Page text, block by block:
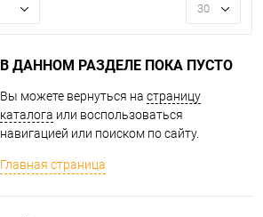
30
В ДАННОМ РАЗДЕЛЕ ПОКА ПУСТО
Вы можете вернуться на страницу
каталога или воспользоваться
навигацией или поиском по сайту.
Главная страница